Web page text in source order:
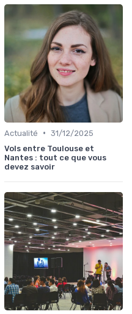
Actualité • 31/12/2025
Vols entre Toulouse et
Nantes : tout ce que vous
devez savoir